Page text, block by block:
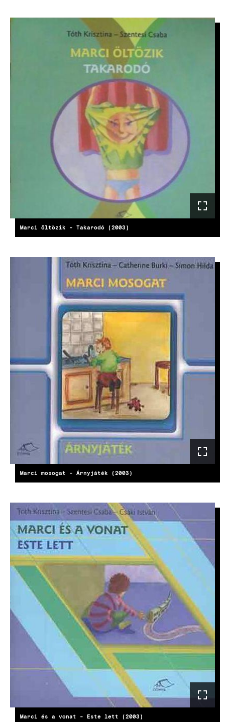
Marci öltözik - Takarodó (2003)
KÉP
Marci mosogat - Árnyjáték (2003)
Marci és a vonat - Este lett (2003)
KÉP